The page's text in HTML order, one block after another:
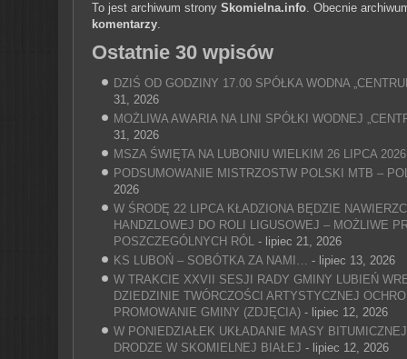
To jest archiwum strony Skomielna.info. Obecnie
komentarzy.
Ostatnie 30 wpisów
DZIŚ OD GODZINY 17.00 SPÓŁKA WODNA
31, 2026
MOŻLIWA AWARIA NA LINI SPÓŁKI WODNEJ
31, 2026
MSZA ŚWIĘTA NA LUBONIU WIELKIM 26 LIPCA 2026
PODSUMOWANIE MISTRZOSTW POLSKI MTB –
2026
W ŚRODĘ 22 LIPCA KŁADZIONA BĘDZIE
HANDZLOWEJ DO ROLI LIGUSOWEJ – MOŻLIWE
POSZCZEGÓLNYCH RÓL- lipiec 21, 2026
KS LUBOŃ – SOBÓTKA ZA NAMI… - lipiec 13, 2026
W TRAKCIE XXVII SESJI RADY GMINY LUBIEŃ
DZIEDZINIE TWÓRCZOŚCI ARTYSTYCZNEJ
PROMOWANIE GMINY (ZDJĘCIA)- lipiec 12, 2026
W PONIEDZIAŁEK UKŁADANIE MASY
DRODZE W SKOMIELNEJ BIAŁEJ - lipiec 12, 2026